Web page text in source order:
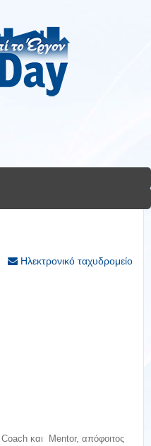
Ηλεκτρονικό ταχυδρομείο
και Mentor, απόφοιτος